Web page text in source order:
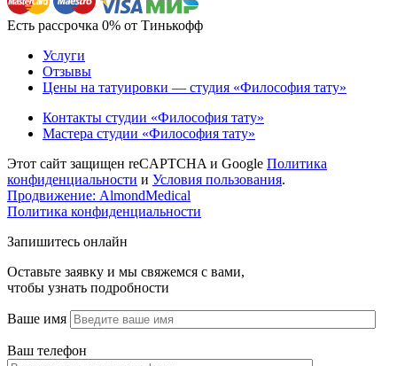
Есть рассрочка 0% от Тинькофф
Услуги
Отзывы
Цены на татуировки — студия «Философия тату»
Контакты студии «Философия тату»
Мастера студии «Философия тату»
Этот сайт защищен reCAPTCHA и Google Политика
конфиденциальности и Условия пользования.
Продвижение: AlmondMedical
Политика конфиденциальности
Запишитесь онлайн
Оставьте заявку и мы свяжемся с вами,
чтобы узнать подробности
Ваше имя
Ваш телефон